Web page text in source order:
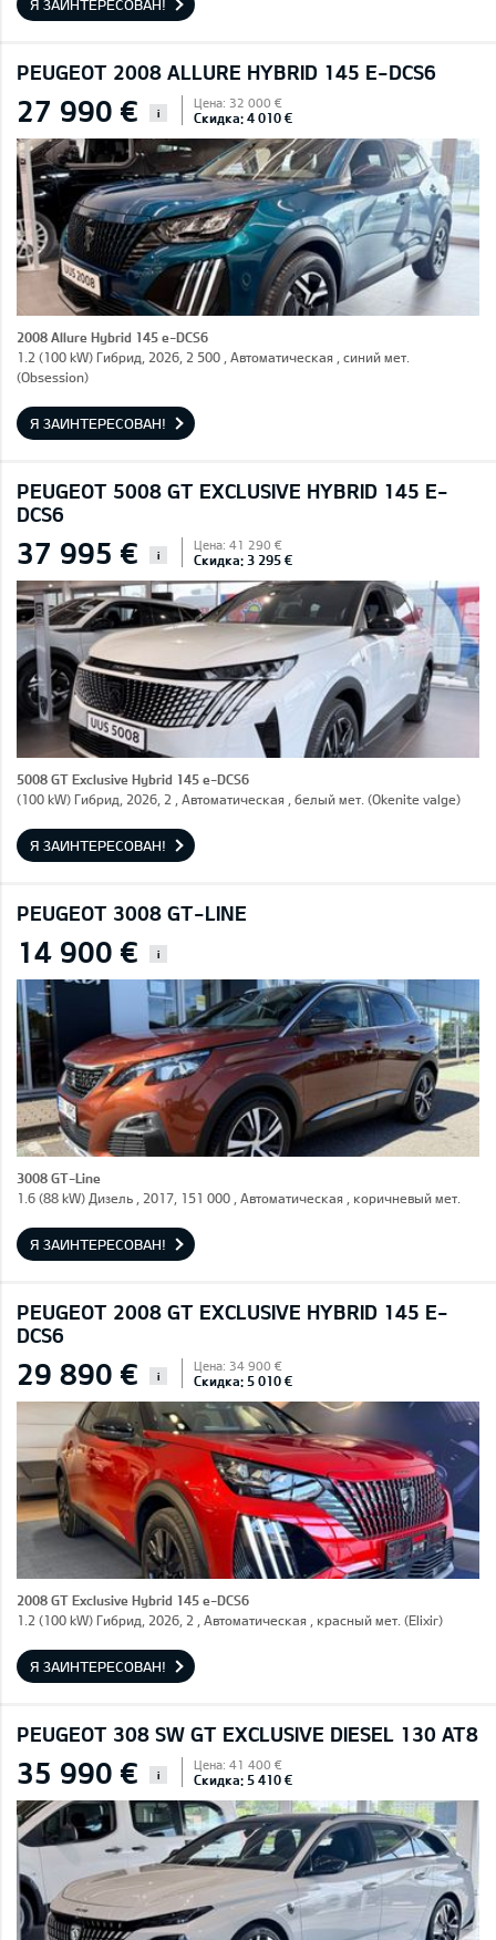
Я ЗАИНТЕРЕСОВАН!
PEUGEOT 2008 ALLURE HYBRID 145 E-DCS6
27 990 € i
Цена: 32 000 €
Скидка: 4 010 €
2008 Allure Hybrid 145 e-DCS6
1.2 (100 kW) Гибрид, 2026, 2 500 , Автоматическая , синий мет.
(Obsession)
Я ЗАИНТЕРЕСОВАН!
PEUGEOT 5008 GT EXCLUSIVE HYBRID 145 E-
DCS6
37 995 € i
Цена: 41 290 €
Скидка: 3 295 €
5008 GT Exclusive Hybrid 145 e-DCS6
(100 kW) Гибрид, 2026, 2 , Автоматическая , белый мет. (Okenite valge)
Я ЗАИНТЕРЕСОВАН!
PEUGEOT 3008 GT-LINE
14 900 € i
3008 GT-Line
1.6 (88 kW) Дизель , 2017, 151 000 , Автоматическая , коричневый мет.
Я ЗАИНТЕРЕСОВАН!
PEUGEOT 2008 GT EXCLUSIVE HYBRID 145 E-
DCS6
29 890 € i
Цена: 34 900 €
Скидка: 5 010 €
2008 GT Exclusive Hybrid 145 e-DCS6
1.2 (100 kW) Гибрид, 2026, 2 , Автоматическая , красный мет. (Elixir)
Я ЗАИНТЕРЕСОВАН!
PEUGEOT 308 SW GT EXCLUSIVE DIESEL 130 AT8
35 990 € i
Цена: 41 400 €
Скидка: 5 410 €